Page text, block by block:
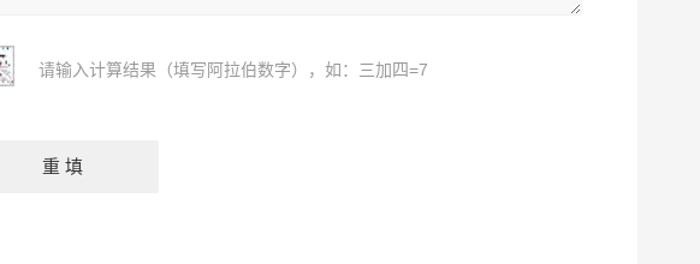
请输入计算结果（填写阿拉伯数字），如：三加四=7